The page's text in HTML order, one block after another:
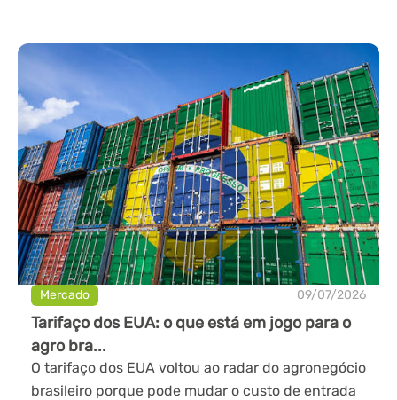
Mercado 09/07/2026
Tarifaço dos EUA: o que está em jogo para o
agro bra...
O tarifaço dos EUA voltou ao radar do agronegócio
brasileiro porque pode mudar o custo de entrada